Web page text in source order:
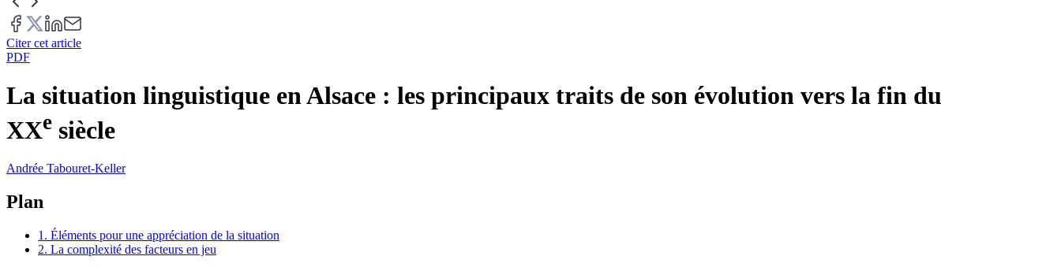
Citer cet article
PDF
La situation linguistique en Alsace : les principaux traits de son évolution vers la fin du
XXe siècle
Andrée Tabouret-Keller
Plan
1. Éléments pour une appréciation de la situation
2. La complexité des facteurs en jeu